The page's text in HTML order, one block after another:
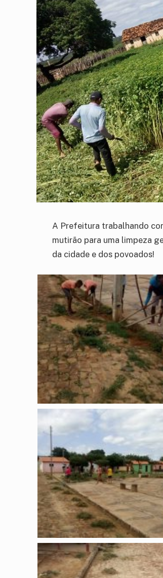
A Prefeitura trabalhando
mutirão para uma limpeza
da cidade e dos povoados!